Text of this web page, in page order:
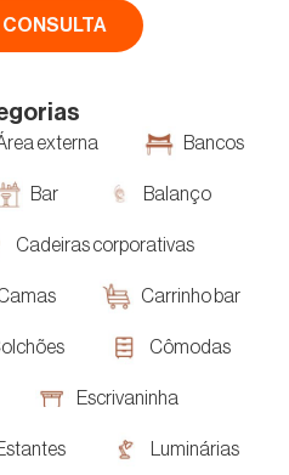
CONSULTA
externa Bancos
Bar Balanço
Cadeiras corporativas
Carrinho bar
Cômodas
Escrivaninha
Luminárias